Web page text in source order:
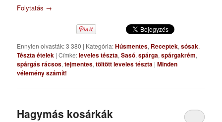
Folytatás →
Ennyien olvasták: 3 380 | Kategória:Húsmentes, Receptek,sósak,
Tészta ételek |Címke:leveles tészta,Sasó,spárga,spárgakrém,
spárgás rácsos,tejmentes,töltött leveles tészta |Minden
vélemény számít!
Hagymás kosárkák